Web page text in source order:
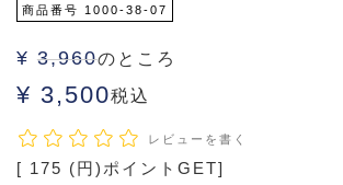
商品番号
1000-38-07
¥ 3,960のところ
¥ 3,500税込
レビューを書く
[ 175 (円)ポイントGET]